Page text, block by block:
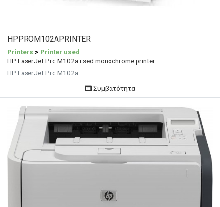
HPPROM102APRINTER
Printers > Printer used
HP LaserJet Pro M102a used monochrome printer
HP LaserJet Pro M102a
Συμβατότητα